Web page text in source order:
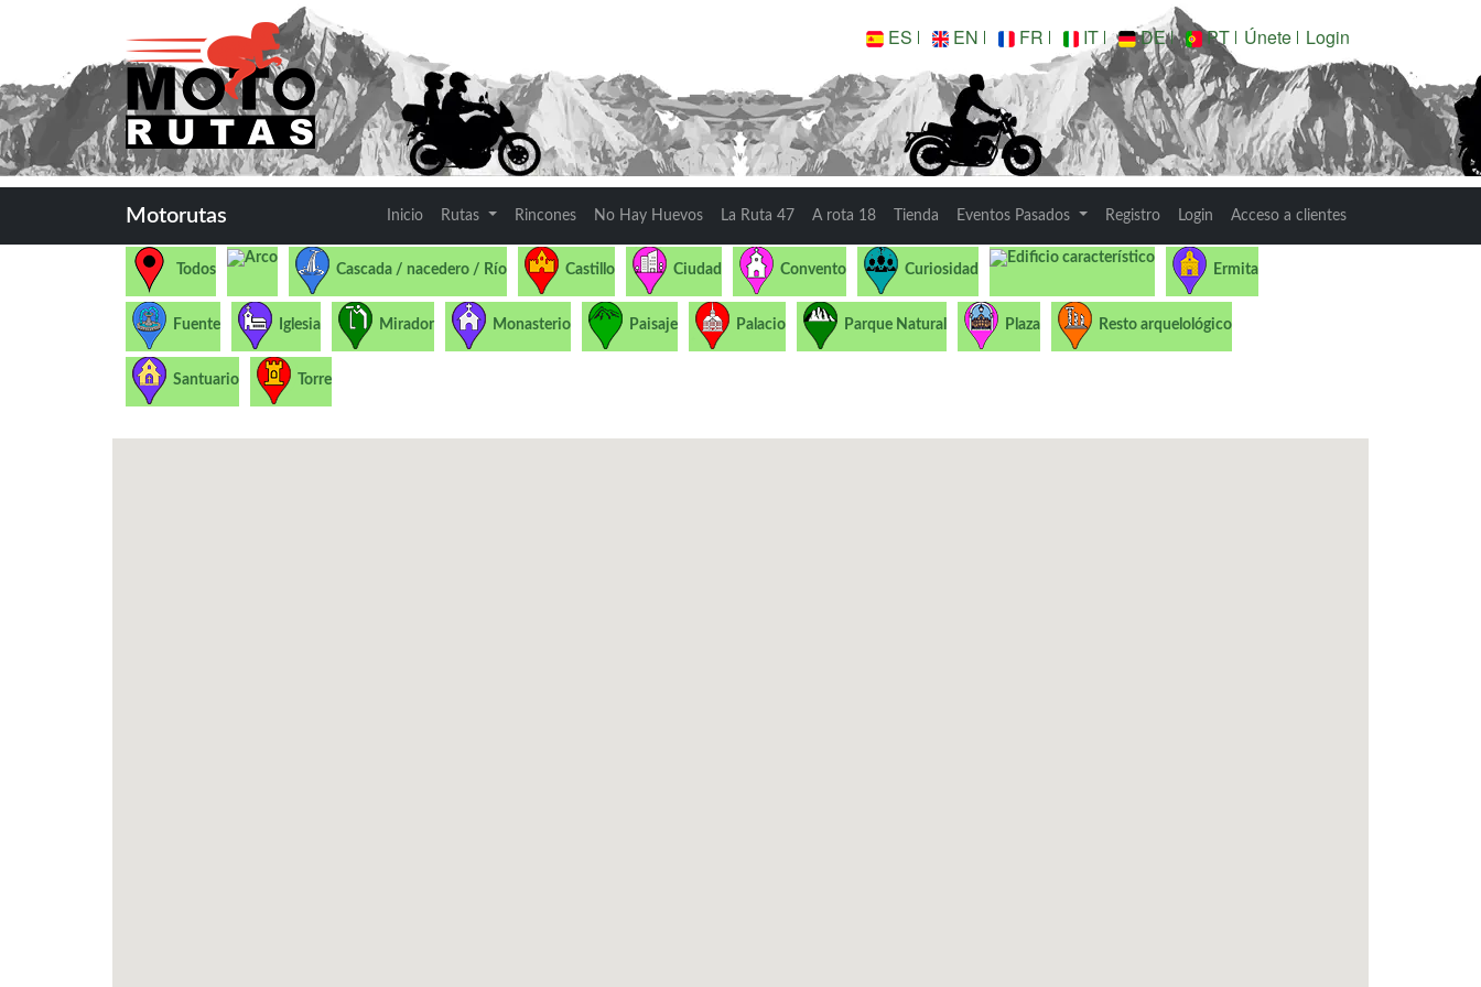
ES EN FR IT DE PT Únete Login
Motorutas Inicio Rutas Rincones No Hay Huevos La Ruta 47 A rota 18 Tienda Eventos Pasados Registro Login Acceso a clientes
Todos
Arco
Cascada / nacedero / Río Castillo Ciudad Convento Curiosidad
Edificio característico
Ermita
Fuente Iglesia Mirador Monasterio Paisaje Palacio Parque Natural Plaza Resto arquelológico
Santuario Torre